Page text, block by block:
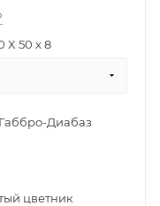
X 50 x 8
Габбро-Диабаз
цветник